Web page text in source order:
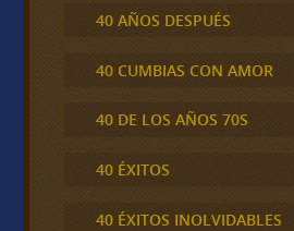
40 AÑOS DESPUÉS
40 CUMBIAS CON AMOR
40 DE LOS AÑOS 70S
40 ÉXITOS
40 ÉXITOS INOLVIDABLES